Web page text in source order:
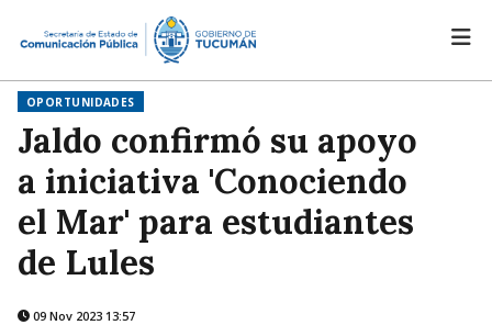
OPORTUNIDADES
Jaldo confirmó su apoyo
a iniciativa 'Conociendo
el Mar' para estudiantes
de Lules
09 Nov 2023 13:57